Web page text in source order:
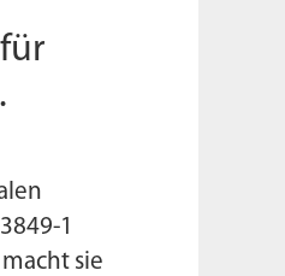
1
sie